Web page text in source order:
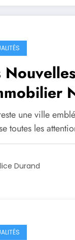
une ville
toutes les
Durand